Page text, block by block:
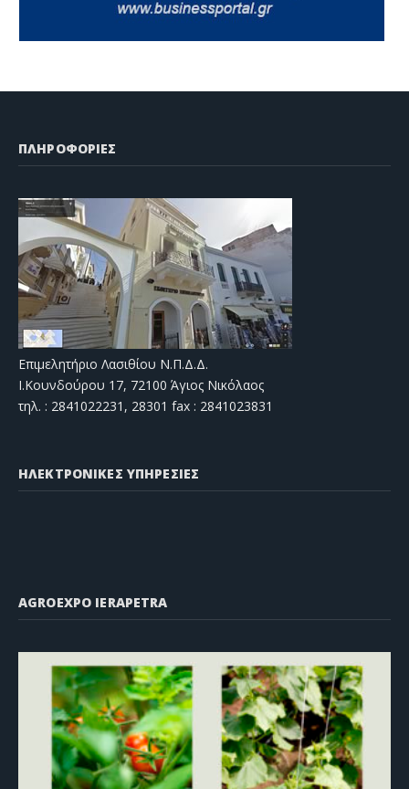
ΠΛΗΡΟΦΟΡΙΕΣ
Επιμελητήριο Λασιθίου Ν.Π.Δ.Δ.
Ι.Κουνδούρου 17, 72100 Άγιος Νικόλαος
τηλ. : 2841022231, 28301 fax : 2841023831
ΗΛΕΚΤΡΟΝΙΚΕΣ ΥΠΗΡΕΣΙΕΣ
AGROEXPO IERAPETRA